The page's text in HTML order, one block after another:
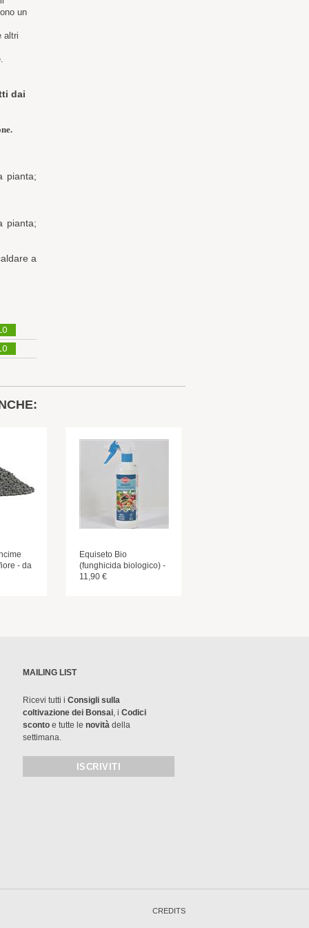
un
altri
dai
pianta;
pianta;
a
- da
Equiseto Bio
(funghicida biologico) -
11,90 €
MAILING LIST
Ricevi tutti i Consigli sulla
coltivazione dei Bonsai, i Codici
sconto e tutte le novità della
settimana.
CREDITS